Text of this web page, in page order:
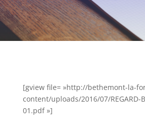
[gview file= »http://bethemont-la-
content/uploads/2016/07/REGARD-
01.pdf »]